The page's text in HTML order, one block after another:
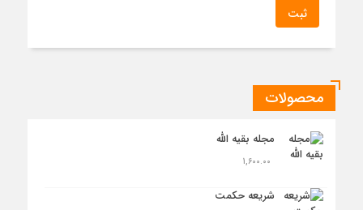
محصولات
مجله بقیه الله
1,600.00
شریعه حکمت